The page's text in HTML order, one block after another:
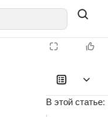
В этой статье: